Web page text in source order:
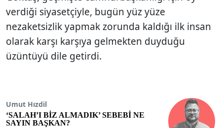
verdiği siyasetçiyle, bugün yüz yüze
nezaketsizlik yapmak zorunda kaldığı ilk insan
olarak karşı karşıya gelmekten duyduğu
üzüntüyü dile getirdi.
Umut Hızdil
‘SALAH’I BİZ ALMADIK’ SEBEBİ NE
SAYIN BAŞKAN?